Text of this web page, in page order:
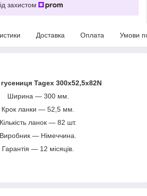
захистом
Доставка Оплата Умови
Tagex 300х52,5х82N
Ширина — 300 мм.
Крок ланки — 52,5 мм.
Кількість ланок — 82 шт.
Виробник — Німеччина.
Гарантія — 12 місяців.